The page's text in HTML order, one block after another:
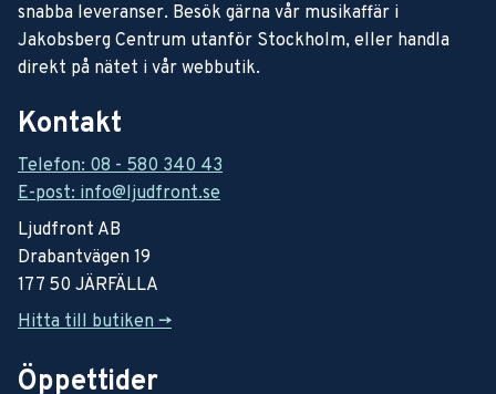
snabba leveranser. Besök gärna vår musikaffär i
Jakobsberg Centrum utanför Stockholm, eller handla
direkt på nätet i vår webbutik.
Kontakt
Telefon: 08 - 580 340 43
E-post: info@ljudfront.se
Ljudfront AB
Drabantvägen 19
177 50 JÄRFÄLLA
Hitta till butiken ->
Öppettider